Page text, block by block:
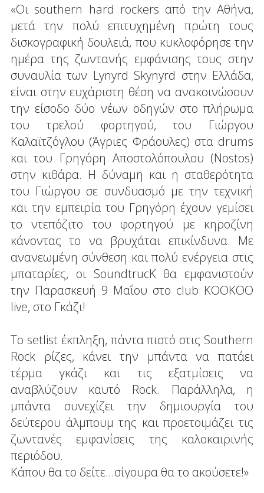
«Οι southern hard rockers από την Αθήνα,
μετά την πολύ επιτυχημένη πρώτη τους
δισκογραφική δουλειά, που κυκλοφόρησε την
ημέρα της ζωντανής εμφάνισης τους στην
συναυλία των Lynyrd Skynyrd στην Ελλάδα,
είναι στην ευχάριστη θέση να ανακοινώσουν
την είσοδο δύο νέων οδηγών στο πλήρωμα
του τρελού φορτηγού, του Γιώργου
Καλαϊτζόγλου (Άγριες Φράουλες) στα drums
και του Γρηγόρη Αποστολόπουλου (Nostos)
στην κιθάρα. Η δύναμη και η σταθερότητα
του Γιώργου σε συνδυασμό με την τεχνική
και την εμπειρία του Γρηγόρη έχουν γεμίσει
το ντεπόζιτο του φορτηγού με κηροζίνη
κάνοντας το να βρυχάται επικίνδυνα. Με
ανανεωμένη σύνθεση και πολύ ενέργεια στις
μπαταρίες, οι SoundtrucK θα εμφανιστούν
την Παρασκευή 9 Μαΐου στο club KOOKOO
live, στο Γκάζι!
Το setlist έκπληξη, πάντα πιστό στις Southern
Rock ρίζες, κάνει την μπάντα να πατάει
τέρμα γκάζι και τις εξατμίσεις να
αναβλύζουν καυτό Rock. Παράλληλα, η
μπάντα συνεχίζει την δημιουργία του
δεύτερου άλμπουμ της και προετοιμάζει τις
ζωντανές εμφανίσεις της καλοκαιρινής
περιόδου.
Κάπου θα το δείτε...σίγουρα θα το ακούσετε!»